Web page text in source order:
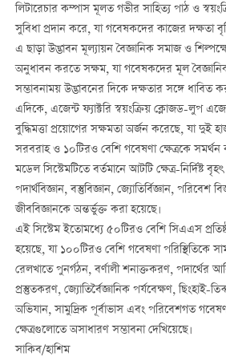
লিটারেচার কম্পাস মূলত গভীর সাহিত্য পাঠ ও
সুবিধা প্রদান করে, যা গবেষকদের কাজের দক্ষতা
এ ছাড়া উদ্ভাবন মূল্যায়ন বৈজ্ঞানিক সমাজ ও
অনুধাবন করতে সক্ষম, যা গবেষকদের মূল
সম্ভাবনাময় উদ্ভাবনের দিকে দক্ষতার সঙ্গে ধাবিত
এদিকে, এজেন্ট ফ্যাক্টরি স্বয়ংক্রিয় ক্লোজড-লুপ
বুদ্ধিমত্তা প্রয়োগের সক্ষমতা অর্জন করেছে, যা দুই
সরবরাহ ও ১০টিরও বেশি গবেষণা ক্ষেত্রকে সমর্থন
মডেল সিস্টেমটিতে বর্তমানে আটটি ক্ষেত্র-নির্দিষ্ট
পদার্থবিজ্ঞান, বস্তুবিজ্ঞান, জ্যোতির্বিজ্ঞান, পরিবেশ
জীববিজ্ঞানকে অন্তর্ভুক্ত করা হয়েছে।
এই সিস্টেম ইতোমধ্যে ৫০টিরও বেশি সিএএস
হয়েছে, যা ১০০টিরও বেশি গবেষণা পরিস্থিতিকে
রেলখাতে পুনর্গঠন, বর্ণালী শনাক্তকরণ, পদার্থের
প্রস্তুতকরণ, জ্যোতির্বৈজ্ঞানিক পর্যবেক্ষণ, ছিংহাই-
অভিযান, সামুদ্রিক পূর্বাভাস এবং পরিবেশগত
ক্ষেত্রগুলোতে অসাধারণ সম্ভাবনা দেখিয়েছে।
সাকিব/হাশিম